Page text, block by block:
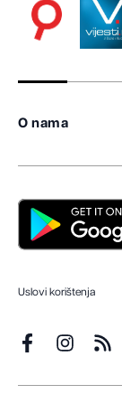
O nama
Uslovi korištenja